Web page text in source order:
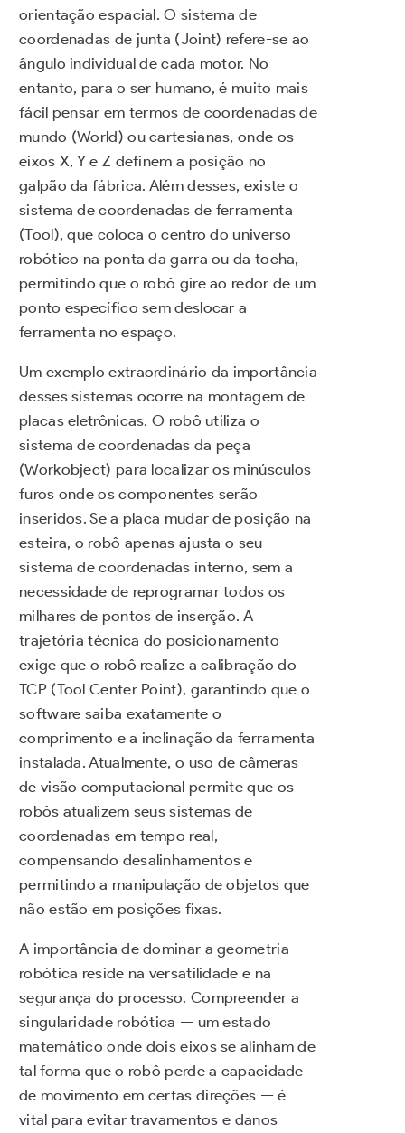
orientação espacial. O sistema de
coordenadas de junta (Joint) refere-se ao
ângulo individual de cada motor. No
entanto, para o ser humano, é muito mais
fácil pensar em termos de coordenadas de
mundo (World) ou cartesianas, onde os
eixos X, Y e Z definem a posição no
galpão da fábrica. Além desses, existe o
sistema de coordenadas de ferramenta
(Tool), que coloca o centro do universo
robótico na ponta da garra ou da tocha,
permitindo que o robô gire ao redor de um
ponto específico sem deslocar a
ferramenta no espaço.
Um exemplo extraordinário da importância
desses sistemas ocorre na montagem de
placas eletrônicas. O robô utiliza o
sistema de coordenadas da peça
(Workobject) para localizar os minúsculos
furos onde os componentes serão
inseridos. Se a placa mudar de posição na
esteira, o robô apenas ajusta o seu
sistema de coordenadas interno, sem a
necessidade de reprogramar todos os
milhares de pontos de inserção. A
trajetória técnica do posicionamento
exige que o robô realize a calibração do
TCP (Tool Center Point), garantindo que o
software saiba exatamente o
comprimento e a inclinação da ferramenta
instalada. Atualmente, o uso de câmeras
de visão computacional permite que os
robôs atualizem seus sistemas de
coordenadas em tempo real,
compensando desalinhamentos e
permitindo a manipulação de objetos que
não estão em posições fixas.
A importância de dominar a geometria
robótica reside na versatilidade e na
segurança do processo. Compreender a
singularidade robótica — um estado
matemático onde dois eixos se alinham de
tal forma que o robô perde a capacidade
de movimento em certas direções — é
vital para evitar travamentos e danos